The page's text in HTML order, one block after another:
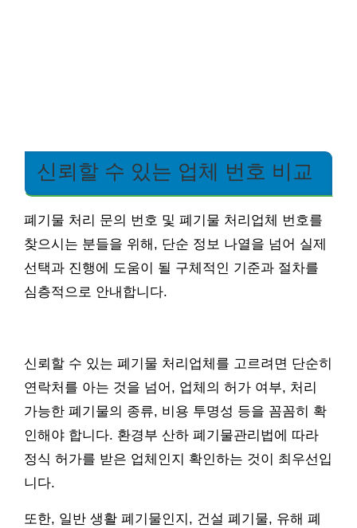
신뢰할 수 있는 업체 번호 비교
폐기물 처리 문의 번호 및 폐기물 처리업체 번호를
찾으시는 분들을 위해, 단순 정보 나열을 넘어 실제
선택과 진행에 도움이 될 구체적인 기준과 절차를
심층적으로 안내합니다.
신뢰할 수 있는 폐기물 처리업체를 고르려면 단순히
연락처를 아는 것을 넘어, 업체의 허가 여부, 처리
가능한 폐기물의 종류, 비용 투명성 등을 꼼꼼히 확
인해야 합니다. 환경부 산하 폐기물관리법에 따라
정식 허가를 받은 업체인지 확인하는 것이 최우선입
니다.
또한, 일반 생활 폐기물인지, 건설 폐기물, 유해 폐